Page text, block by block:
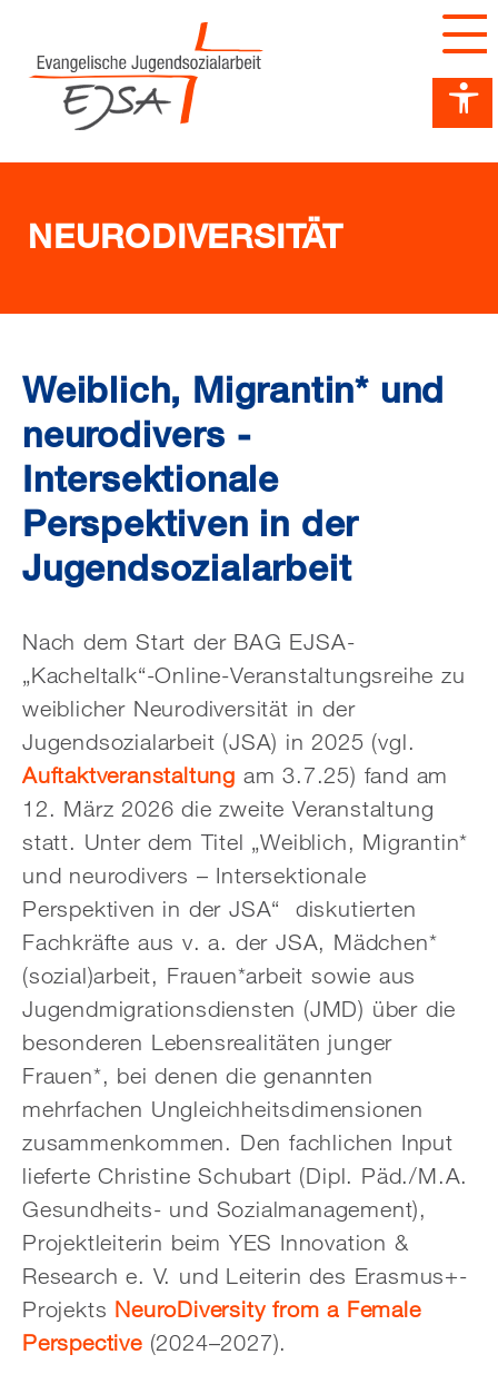
Barrierefreiheit Dashboard öffnen
Hauptnavigation anzeigen
zum Inhalt springen
Tastenkombinationen anzeigen
NEURODIVERSITÄT
Weiblich, Migrantin* und
neurodivers -
Intersektionale
Perspektiven in der
Jugendsozialarbeit
Nach dem Start der BAG EJSA-
„Kacheltalk“-Online-Veranstaltungsreihe zu
weiblicher Neurodiversität in der
Jugendsozialarbeit (JSA) in 2025 (vgl.
Auftaktveranstaltung am 3.7.25) fand am
12. März 2026 die zweite Veranstaltung
statt. Unter dem Titel „Weiblich, Migrantin*
und neurodivers – Intersektionale
Perspektiven in der JSA“ diskutierten
Fachkräfte aus v. a. der JSA, Mädchen*
(sozial)arbeit, Frauen*arbeit sowie aus
Jugendmigrationsdiensten (JMD) über die
besonderen Lebensrealitäten junger
Frauen*, bei denen die genannten
mehrfachen Ungleichheitsdimensionen
zusammenkommen. Den fachlichen Input
lieferte Christine Schubart (Dipl. Päd./M.A.
Gesundheits- und Sozialmanagement),
Projektleiterin beim YES Innovation &
Research e. V. und Leiterin des Erasmus+-
Projekts NeuroDiversity from a Female
Perspective(2024–2027).